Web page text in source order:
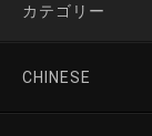
カテゴリー
CHINESE